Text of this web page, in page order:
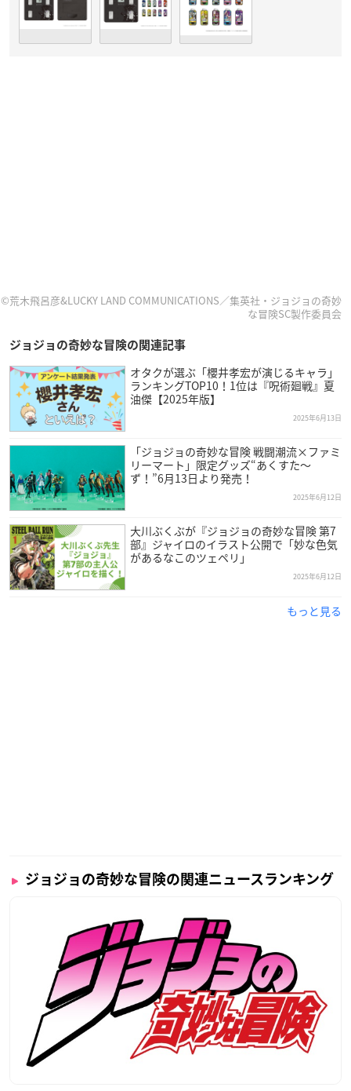
©荒木飛呂彦&LUCKY LAND COMMUNICATIONS／集英社・ジョジョの奇妙
な冒険SC製作委員会
ジョジョの奇妙な冒険の関連記事
オタクが選ぶ「櫻井孝宏が演じるキャラ」
ランキングTOP10！1位は『呪術廻戦』夏
油傑【2025年版】
2025年6月13日
「ジョジョの奇妙な冒険 戦闘潮流×ファミ
リーマート」限定グッズ“あくすた～
ず！”6月13日より発売！
2025年6月12日
大川ぶくぶが『ジョジョの奇妙な冒険 第7
部』ジャイロのイラスト公開で「妙な色気
があるなこのツェペリ」
2025年6月12日
もっと見る
ジョジョの奇妙な冒険の関連ニュースランキング